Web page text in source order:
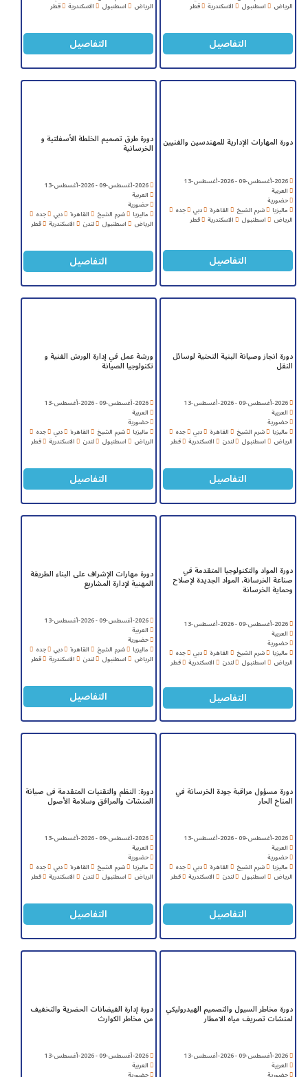
الرياض اسطنبول الاسكندرية قطر
التفاصيل
الرياض اسطنبول الاسكندرية قطر
التفاصيل
دورة المهارات الإدارية للمهندسين والفنيين
2026-أغسطس-09 - 2026-أغسطس-13
العربية
حضورية
ماليزيا شرم الشيخ القاهرة دبي جده
الرياض اسطنبول الاسكندرية قطر
التفاصيل
دورة طرق تصميم الخلطة الأسفلتية و
الخرسانية
2026-أغسطس-09 - 2026-أغسطس-13
العربية
حضورية
ماليزيا شرم الشيخ القاهرة دبي جده
الرياض اسطنبول لندن الاسكندرية قطر
التفاصيل
دورة انجاز وصيانة البنية التحتية لوسائل
النقل
2026-أغسطس-09 - 2026-أغسطس-13
العربية
حضورية
ماليزيا شرم الشيخ القاهرة دبي جده
الرياض اسطنبول لندن الاسكندرية قطر
التفاصيل
ورشة عمل في إدارة الورش الفنية و
تكنولوجيا الصيانة
2026-أغسطس-09 - 2026-أغسطس-13
العربية
حضورية
ماليزيا شرم الشيخ القاهرة دبي جده
الرياض اسطنبول لندن الاسكندرية قطر
التفاصيل
دورة المواد والتكنولوجيا المتقدمة في
صناعة الخرسانة، المواد الجديدة لإصلاح
وحماية الخرسانة
2026-أغسطس-09 - 2026-أغسطس-13
العربية
حضورية
ماليزيا شرم الشيخ القاهرة دبي جده
الرياض اسطنبول لندن الاسكندرية قطر
التفاصيل
دورة مهارات الإشراف على البناء الطريقة
المهنية لإدارة المشاريع
2026-أغسطس-09 - 2026-أغسطس-13
العربية
حضورية
ماليزيا شرم الشيخ القاهرة دبي جده
الرياض اسطنبول لندن الاسكندرية قطر
التفاصيل
دورة مسؤول مراقبة جودة الخرسانة في
المناخ الحار
2026-أغسطس-09 - 2026-أغسطس-13
العربية
حضورية
ماليزيا شرم الشيخ القاهرة دبي جده
الرياض اسطنبول لندن الاسكندرية قطر
التفاصيل
دورة: النظم والتقنيات المتقدمة فى صيانة
المنشآت والمرافق وسلامة الأصول
2026-أغسطس-09 - 2026-أغسطس-13
العربية
حضورية
ماليزيا شرم الشيخ القاهرة دبي جده
الرياض اسطنبول لندن الاسكندرية قطر
التفاصيل
دورة مخاطر السيول والتصميم الهيدروليكي
لمنشات تصريف مياه الامطار
2026-أغسطس-09 - 2026-أغسطس-13
العربية
دورة إدارة الفيضانات الحضرية والتخفيف
من مخاطر الكوارث
2026-أغسطس-09 - 2026-أغسطس-13
العربية